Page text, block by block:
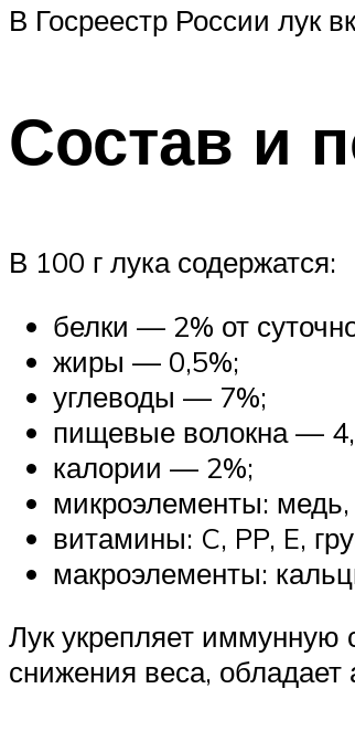
В Госреестр России лук
Состав и
В 100 г лука содержатся:
белки — 2% от
жиры — 0,5%;
углеводы — 7%;
пищевые волокна —
калории — 2%;
микроэлементы: медь,
витамины: C, PP, E,
макроэлементы:
Лук укрепляет иммунную
снижения веса,